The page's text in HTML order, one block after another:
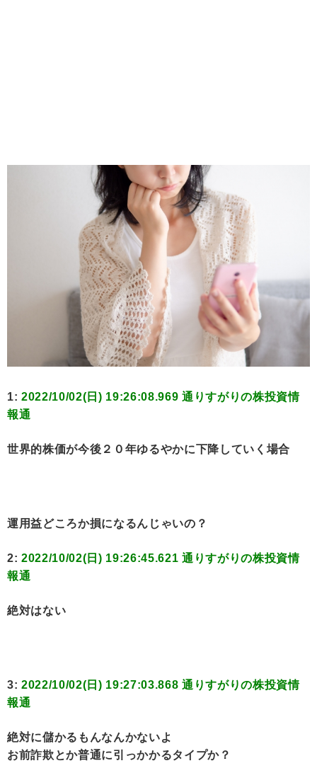
1: 2022/10/02(日) 19:26:08.969 通りすがりの株投資情
報通
世界的株価が今後２０年ゆるやかに下降していく場合
運用益どころか損になるんじゃいの？
2: 2022/10/02(日) 19:26:45.621 通りすがりの株投資情
報通
絶対はない
3: 2022/10/02(日) 19:27:03.868 通りすがりの株投資情
報通
絶対に儲かるもんなんかないよ
お前詐欺とか普通に引っかかるタイプか？